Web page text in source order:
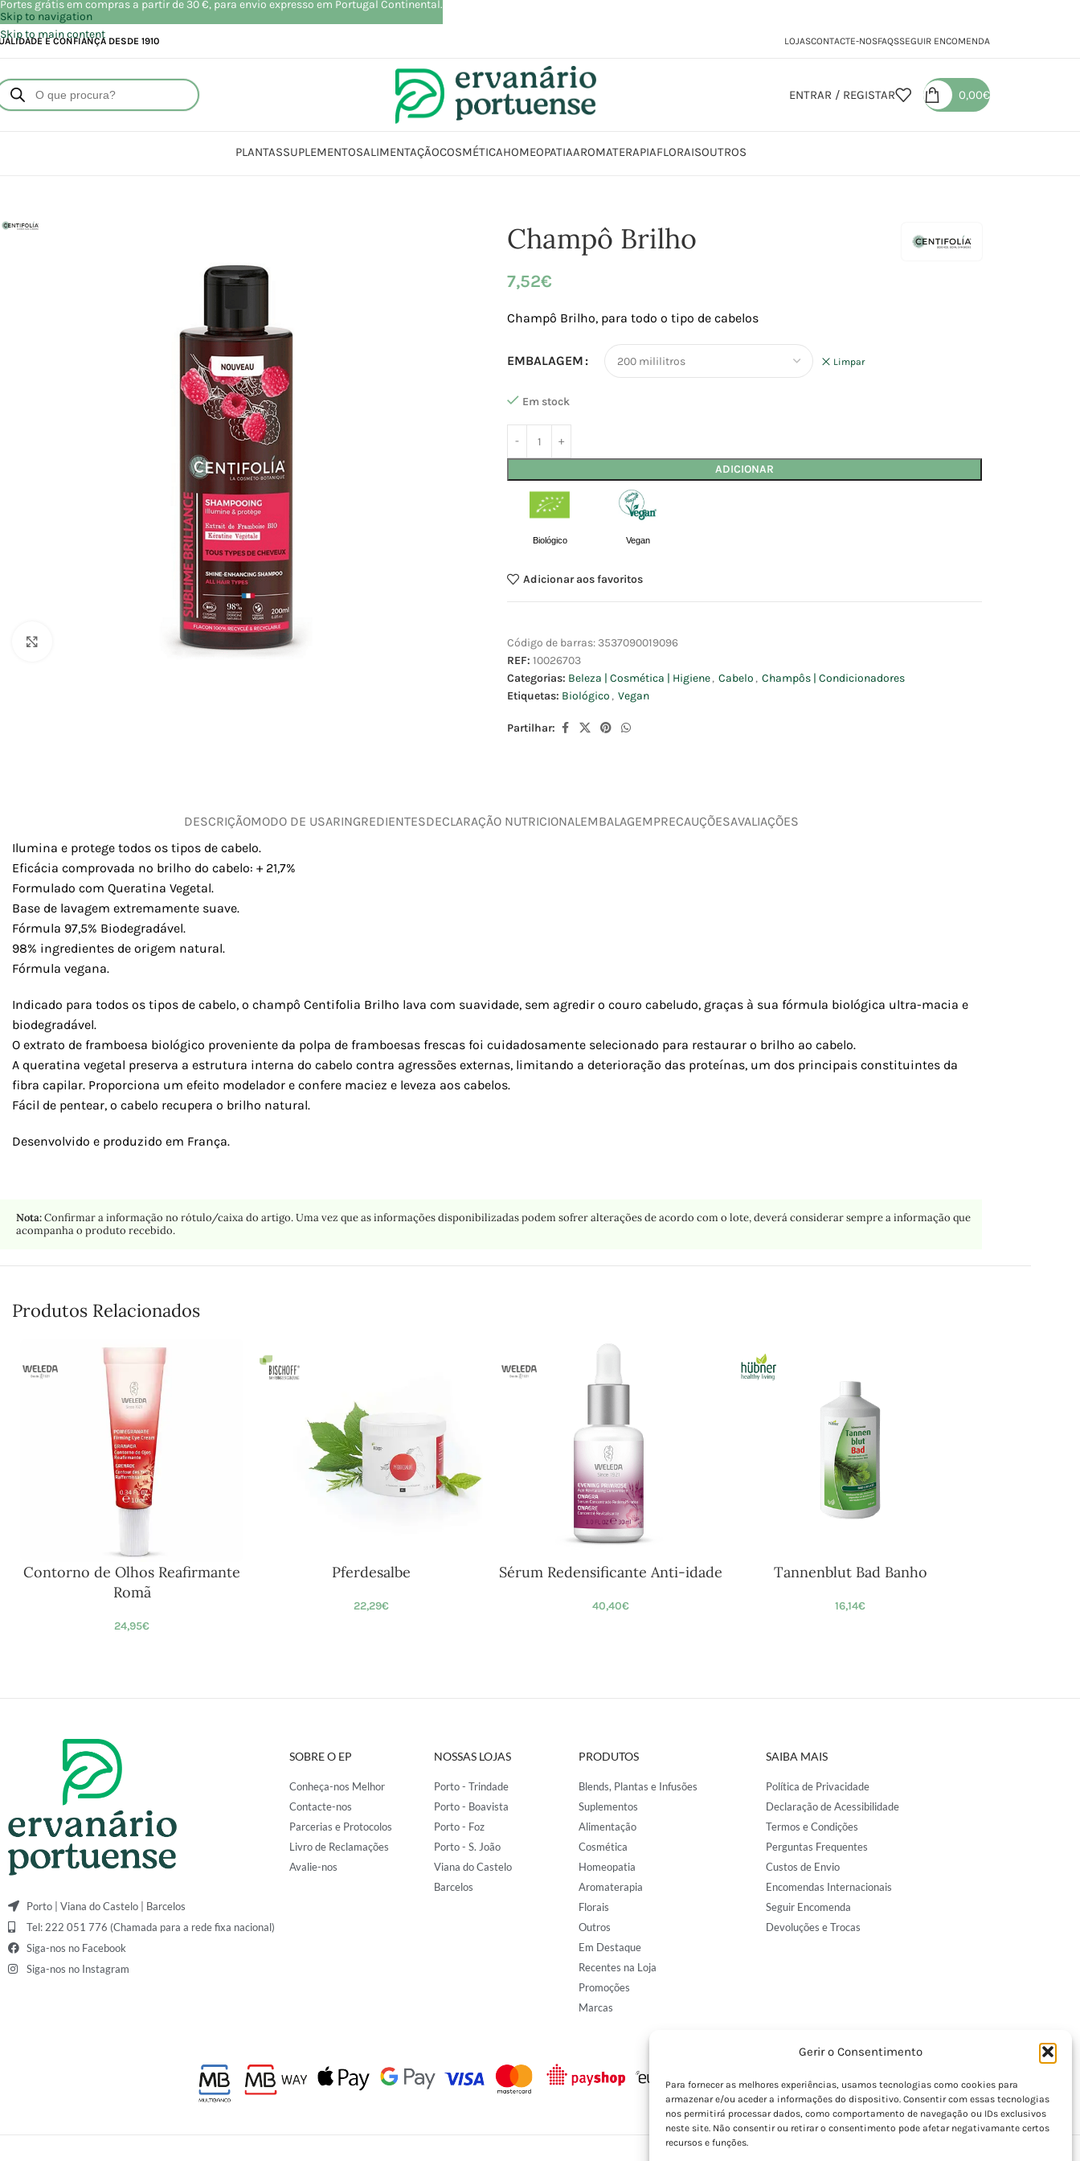
Gerir o Consentimento
Para fornecer as melhores experiências, usamos tecnologias como cookies para
armazenar e/ou aceder a informações do dispositivo. Consentir com essas tecnologias
nos permitirá processar dados, como comportamento de navegação ou IDs exclusivos
neste site. Não consentir ou retirar o consentimento pode afetar negativamante certos
recursos e funções.
Skip to navigation
Skip to main content
E CONFIANÇA DESDE 1910 LOJASCONTACTE-NOSFAQSSEGUIR ENCOMENDA
ENTRAR / REGISTAR 0,00€
PLANTASSUPLEMENTOSALIMENTAÇÃOCOSMÉTICAHOMEOPATIAAROMATERAPIAFLORAISOUTROS
Champô Brilho
7,52€
Champô Brilho, para todo o tipo de cabelos
EMBALAGEM Limpar
Em stock
ADICIONAR
Biológico Vegan
Adicionar aos favoritos
Código de barras: 3537090019096
REF: 10026703
Categorias: Beleza | Cosmética | Higiene, Cabelo , Champôs | Condicionadores
Etiquetas: Biológico , Vegan
Partilhar:
DESCRIÇÃOMODO DE USARINGREDIENTESDECLARAÇÃO NUTRICIONAL EMBALAGEMPRECAUÇÕESAVALIAÇÕES
Ilumina e protege todos os tipos de cabelo.
Eficácia comprovada no brilho do cabelo: + 21,7%
Formulado com Queratina Vegetal.
Base de lavagem extremamente suave.
Fórmula 97,5% Biodegradável.
98% ingredientes de origem natural.
Fórmula vegana.
Indicado para todos os tipos de cabelo, o champô Centifolia Brilho lava com suavidade, sem agredir o couro cabeludo, graças à sua fórmula biológica ultra-macia e
biodegradável.
O extrato de framboesa biológico proveniente da polpa de framboesas frescas foi cuidadosamente selecionado para restaurar o brilho ao cabelo.
A queratina vegetal preserva a estrutura interna do cabelo contra agressões externas, limitando a deterioração das proteínas, um dos principais constituintes da
fibra capilar. Proporciona um efeito modelador e confere maciez e leveza aos cabelos.
Fácil de pentear, o cabelo recupera o brilho natural.
Desenvolvido e produzido em França.
Nota:Confirmar a informação no rótulo/caixa do artigo. Uma vez que as informações disponibilizadas podem sofrer alterações de acordo com o lote, deverá considerar sempre a informação que
acompanha o produto recebido.
Produtos Relacionados
Contorno de Olhos Reafirmante
Romã
24,95€
Pferdesalbe
22,29€
Sérum Redensificante Anti-idade
40,40€
Tannenblut Bad Banho
16,14€
Porto | Viana do Castelo | Barcelos
Tel: 222 051 776 (Chamada para a rede fixa nacional)
Siga-nos no Facebook
Siga-nos no Instagram
SOBRE O EP
Conheça-nos Melhor
Contacte-nos
Parcerias e Protocolos
Livro de Reclamações
Avalie-nos
NOSSAS LOJAS
Porto - Trindade
Porto - Boavista
Porto - Foz
Porto - S. João
Viana do Castelo
Barcelos
PRODUTOS
Blends, Plantas e Infusões
Suplementos
Alimentação
Cosmética
Homeopatia
Aromaterapia
Florais
Outros
Em Destaque
Recentes na Loja
Promoções
Marcas
SAIBA MAIS
Política de Privacidade
Declaração de Acessibilidade
Termos e Condições
Perguntas Frequentes
Custos de Envio
Encomendas Internacionais
Seguir Encomenda
Devoluções e Trocas
Portes grátis em compras a partir de 30 €, para envio expresso em Portugal Continental.